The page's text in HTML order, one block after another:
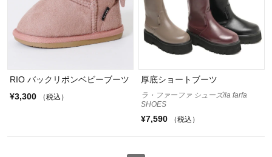
RIO バックリボンベビーブーツ
¥3,300
（税込）
厚底ショートブーツ
ラ・ファーファ シューズ/la farfa
SHOES
¥7,590 （税込）